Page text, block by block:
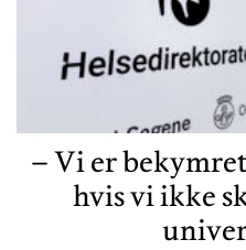
– Vi er
hvis vi ikke